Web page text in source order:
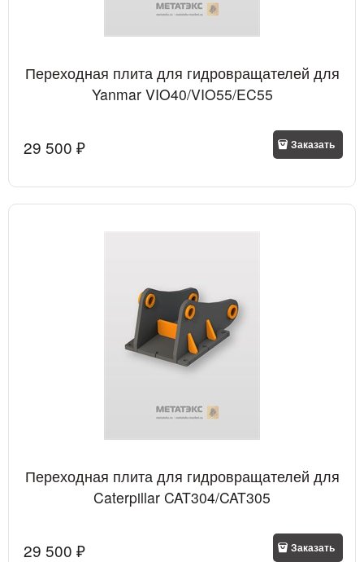
Переходная плита для гидровращателей для
Yanmar VIO40/VIO55/EC55
29 500 ₽ Заказать
Переходная плита для гидровращателей для
Caterpillar CAT304/CAT305
29 500 ₽ Заказать